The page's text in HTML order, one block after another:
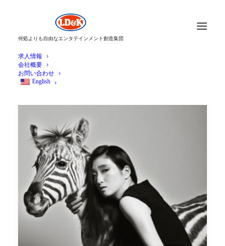
何処よりも自由なエンタテインメント創造集団
求人情報
会社概要
お問い合わせ
English